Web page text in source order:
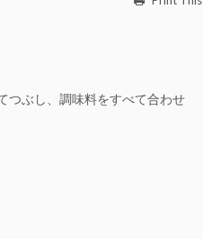
つぶし、調味料をすべて合わせ